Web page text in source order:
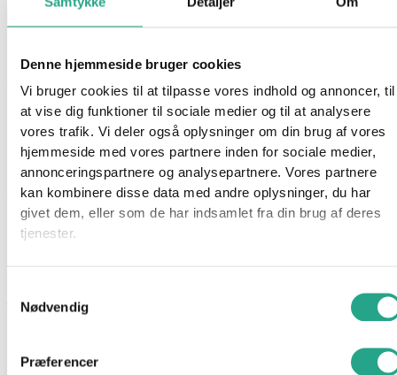
Denne hjemmeside bruger cookies
Vi bruger cookies til at tilpasse vores indhold og annoncer, til
at vise dig funktioner til sociale medier og til at analysere
vores trafik. Vi deler også oplysninger om din brug af vores
hjemmeside med vores partnere inden for sociale medier,
annonceringspartnere og analysepartnere. Vores partnere
kan kombinere disse data med andre oplysninger, du har
givet dem, eller som de har indsamlet fra din brug af deres
tjenester.
Nødvendig
Præferencer
Playmobil Asterix – Tragicomix Og Panacea
Varenummer95233 Kategorier Mærker,Playmobil
Beskrivelse
Spørg om produktet
Mød den charmerende Panacea og hendes forlovede
Tragicomix fra tegneserien “Asterix Legionæren”, og begiv jer
ud på spændende eventyr. Panacea er let genkendelig med sit
lange blonde hår, en hvid nederdel, blå bluse og øreringe.
tilhører kun Tragicomix. Med kærligt udformede figurer bringer
Specifikationer